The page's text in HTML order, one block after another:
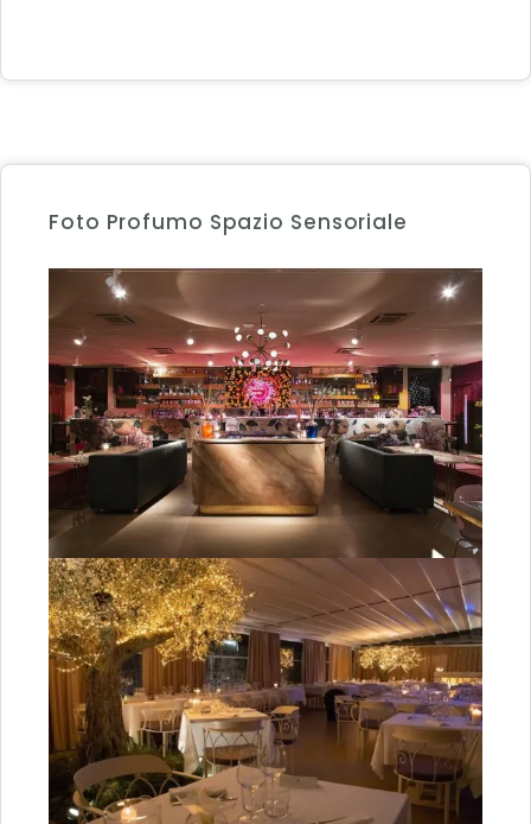
Foto Profumo Spazio Sensoriale